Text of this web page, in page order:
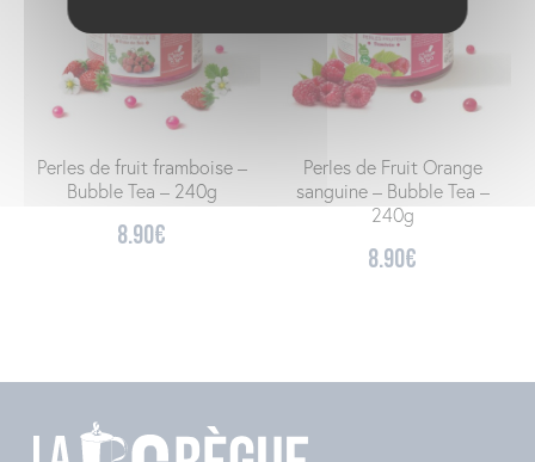
Perles de fruit framboise –
Bubble Tea – 240g
8.90€
Perles de Fruit Orange
sanguine – Bubble Tea –
240g
8.90€